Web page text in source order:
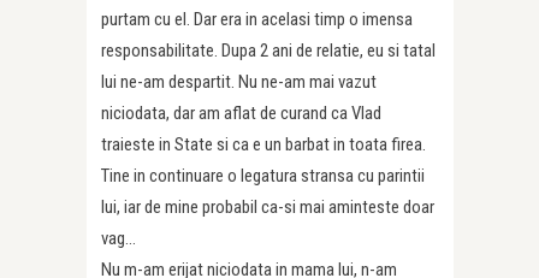
purtam cu el. Dar era in acelasi timp o imensa
responsabilitate. Dupa 2 ani de relatie, eu si tatal
lui ne-am despartit. Nu ne-am mai vazut
niciodata, dar am aflat de curand ca Vlad
traieste in State si ca e un barbat in toata firea.
Tine in continuare o legatura stransa cu parintii
lui, iar de mine probabil ca-si mai aminteste doar
vag…
Nu m-am erijat niciodata in mama lui, n-am